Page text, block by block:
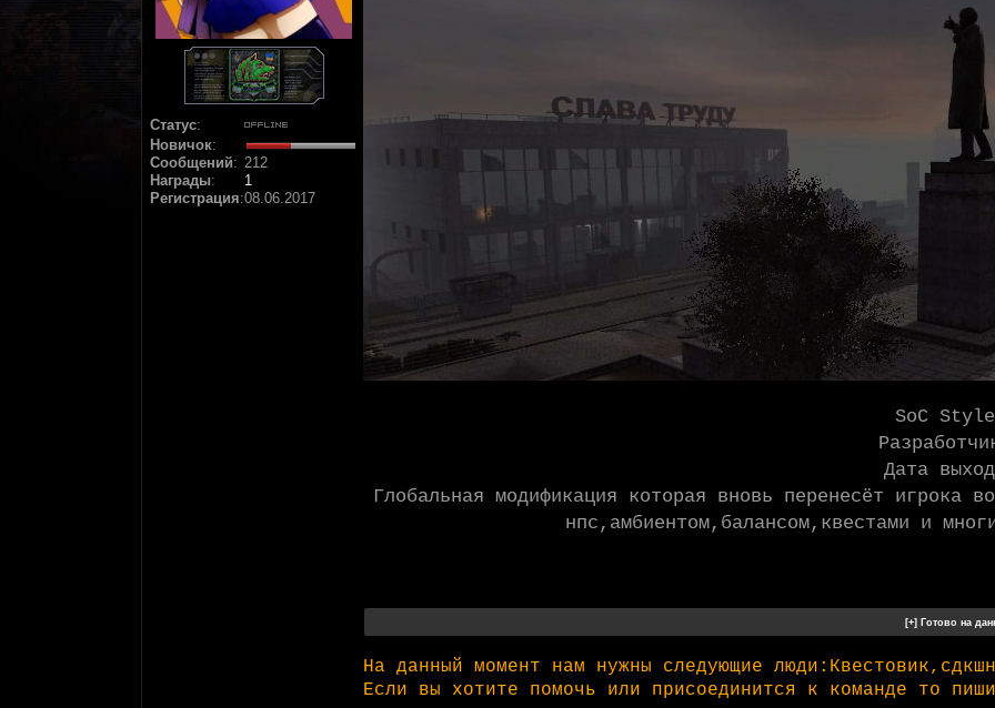
Статус:
Новичок:
Сообщений: 212
Награды:
1
Регистрация:08.06.2017
SoC
Дата
Глобальная модификация которая вновь перенесёт игрока
нпс,амбиентом,балансом,квестами и
На данный момент нам нужны следующие
Если вы хотите помочь или присоединится к команде то